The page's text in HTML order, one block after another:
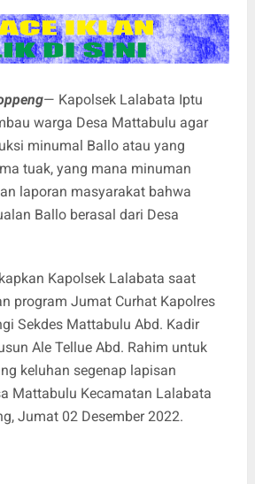
— Kapolsek Lalabata Iptu
warga Desa Mattabulu agar
minumal Ballo atau yang
tuak, yang mana minuman
laporan masyarakat bahwa
Ballo berasal dari Desa
Kapolsek Lalabata saat
program Jumat Curhat Kapolres
Sekdes Mattabulu Abd. Kadir
Ale Tellue Abd. Rahim untuk
keluhan segenap lapisan
Mattabulu Kecamatan Lalabata
Jumat 02 Desember 2022.